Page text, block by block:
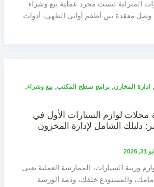
المنزلية ليست مجرد عملية بيع وشراء
وصل معقدة بين أطقم أواني الطهي، أدوات
ادارة المخازن, برامج سطح المكتب, بيع وشراء,
محلات لوازم السيارات الأول في
دليلك الشامل لإدارة المخزون
2026
وزينة السيارات، الممارسة العملية تعني
والمستودع خلفك، وذمة الورشة